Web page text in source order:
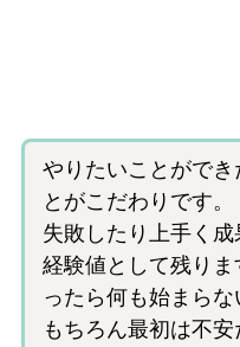
やりたいことができ
とがこだわりです。
失敗したり上手く
経験値として残り
ったら何も始まらな
もちろん最初は不